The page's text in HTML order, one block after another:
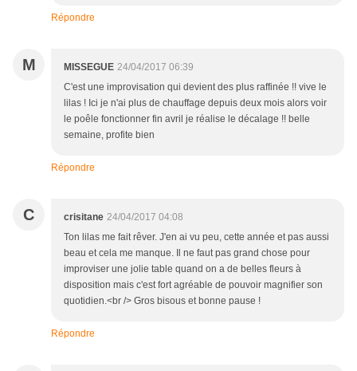
Répondre
M MISSEGUE 24/04/2017 06:39
C'est une improvisation qui devient des plus raffinée !! vive le
lilas ! Ici je n'ai plus de chauffage depuis deux mois alors voir
le poêle fonctionner fin avril je réalise le décalage !! belle
semaine, profite bien
Répondre
C crisitane 24/04/2017 04:08
Ton lilas me fait rêver. J'en ai vu peu, cette année et pas aussi
beau et cela me manque. Il ne faut pas grand chose pour
improviser une jolie table quand on a de belles fleurs à
disposition mais c'est fort agréable de pouvoir magnifier son
quotidien.<br /> Gros bisous et bonne pause !
Répondre